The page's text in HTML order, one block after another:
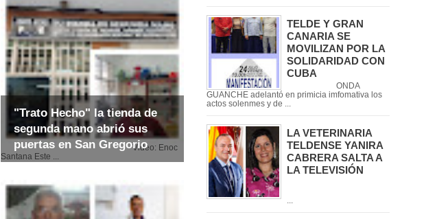
"Trato Hecho" la tienda de
segunda mano abrió sus
puertas en San Gregorio
Video: Enoc
Santana Este ...
TELDE Y GRAN
CANARIA SE
MOVILIZAN POR LA
SOLIDARIDAD CON
CUBA
ONDA
GUANCHE adelantó en primicia imfomativa los
actos solenmes y de ...
LA VETERINARIA
TELDENSE YANIRA
CABRERA SALTA A
LA TELEVISIÓN